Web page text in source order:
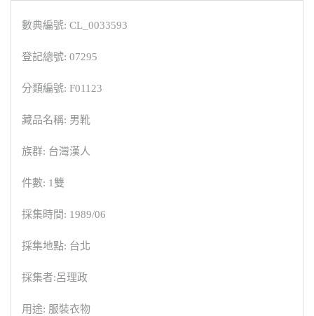
數典編號: CL_0033593
登記總號: 07295
分類編號: F01123
藏品名稱: 男靴
族群: 台灣漢人
件數: 1雙
採集時間: 1989/06
採集地點: 台北
採集者:呂理政
用途: 服裝衣物